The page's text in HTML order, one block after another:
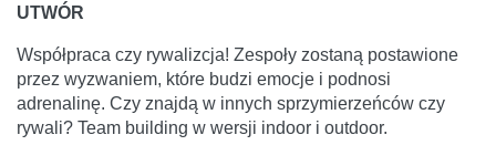
UTWÓR
Współpraca czy rywalizcja! Zespoły zostaną postawione
przez wyzwaniem, które budzi emocje i podnosi
adrenalinę. Czy znajdą w innych sprzymierzeńców czy
rywali? Team building w wersji indoor i outdoor.